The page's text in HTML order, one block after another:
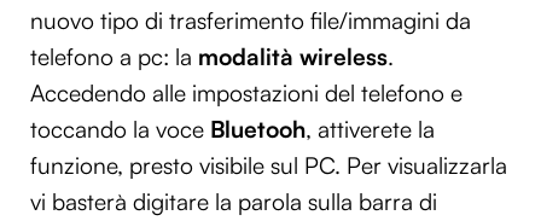
nuovo tipo di trasferimento file/immagini da
telefono a pc: la modalità wireless.
Accedendo alle impostazioni del telefono e
toccando la voce Bluetooh, attiverete la
funzione, presto visibile sul PC. Per visualizzarla
vi basterà digitare la parola sulla barra di